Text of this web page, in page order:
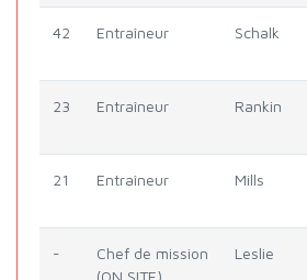
42 Entraîneur Schalk
23 Entraîneur Rankin
21 Entraîneur Mills
-
Chef de mission
Leslie